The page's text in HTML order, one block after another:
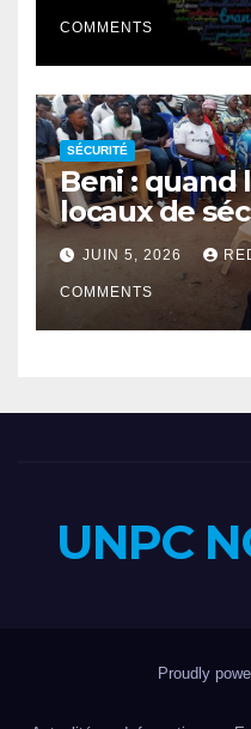
COMMENTS
SÉCURITÉ
Beni : quand
locaux de
rapprochent
population
JUIN 5, 2026
COMMENTS
UNPC
Proudly